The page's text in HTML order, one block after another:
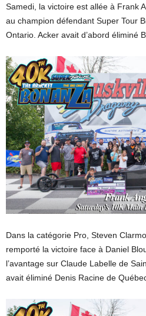
Samedi, la victoire est allée à Frank
au champion défendant Super Tour
Ontario. Acker avait d’abord éliminé
Dans la catégorie Pro, Steven
remporté la victoire face à Daniel
l’avantage sur Claude Labelle de
avait éliminé Denis Racine de